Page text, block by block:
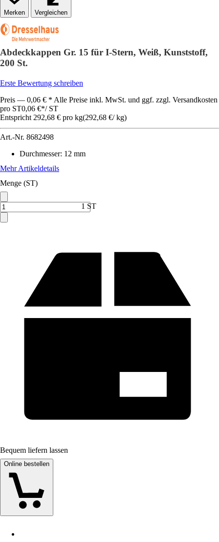
Vergleichen
Abdeckkappen Gr. 15 für I-Stern, Weiß, Kunststoff,
200 St.
Erste Bewertung schreiben
Preis — 0,06 € * Alle Preise inkl. MwSt. und ggf. zzgl. Versandkosten
pro ST0,06 €*/ ST
Entspricht 292,68 € pro kg(292,68 €/ kg)
Art.-Nr. 8682498
Durchmesser: 12 mm
Mehr Artikeldetails
Menge (ST)
1 ST
Bequem liefern lassen
Online bestellen